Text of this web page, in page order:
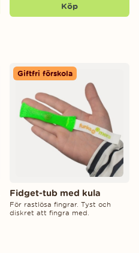
Köp
Giftfri förskola
Fidget-tub med kula
För rastlösa fingrar. Tyst och
diskret att fingra med.